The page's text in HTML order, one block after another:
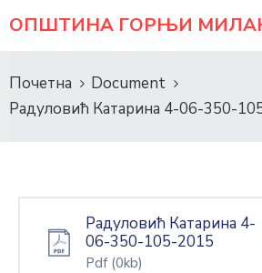
ОПШТИНА ГОРЊИ
Почетна
Document
Радуловић Катарина 4-06-350-
Радуловић Катарина 4-
06-350-105-2015
Pdf (0kb)